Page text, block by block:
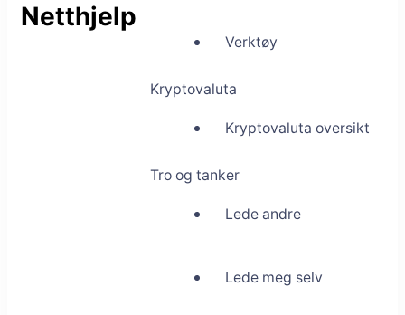
Netthjelp
Verktøy
Kryptovaluta
Kryptovaluta oversikt
Tro og tanker
Lede andre
Lede meg selv